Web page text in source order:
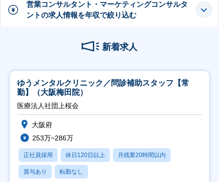
営業コンサルタント・マーケティングコンサルタ
ントの求人情報を年収で絞り込む
新着求人
ゆうメンタルクリニック／問診補助スタッフ【常
勤】（大阪梅田院）
医療法人社団上桜会
大阪府
253万~286万
正社員採用 休日120日以上 月残業20時間以内
賞与あり 転勤なし